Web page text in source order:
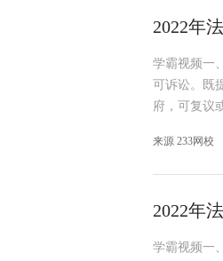
2022年
学霸视频一
可诉讼。既
府，可复议
来源 233网校
2022年
学霸视频一